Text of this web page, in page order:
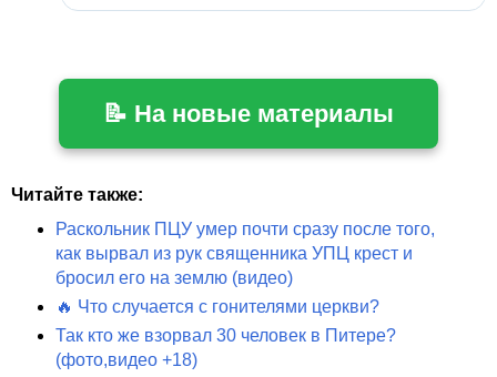
📝 На новые материалы
Читайте также:
Раскольник ПЦУ умер почти сразу после того,
как вырвал из рук священника УПЦ крест и
бросил его на землю (видео)
🔥 Что случается с гонителями церкви?
Так кто же взорвал 30 человек в Питере?
(фото,видео +18)